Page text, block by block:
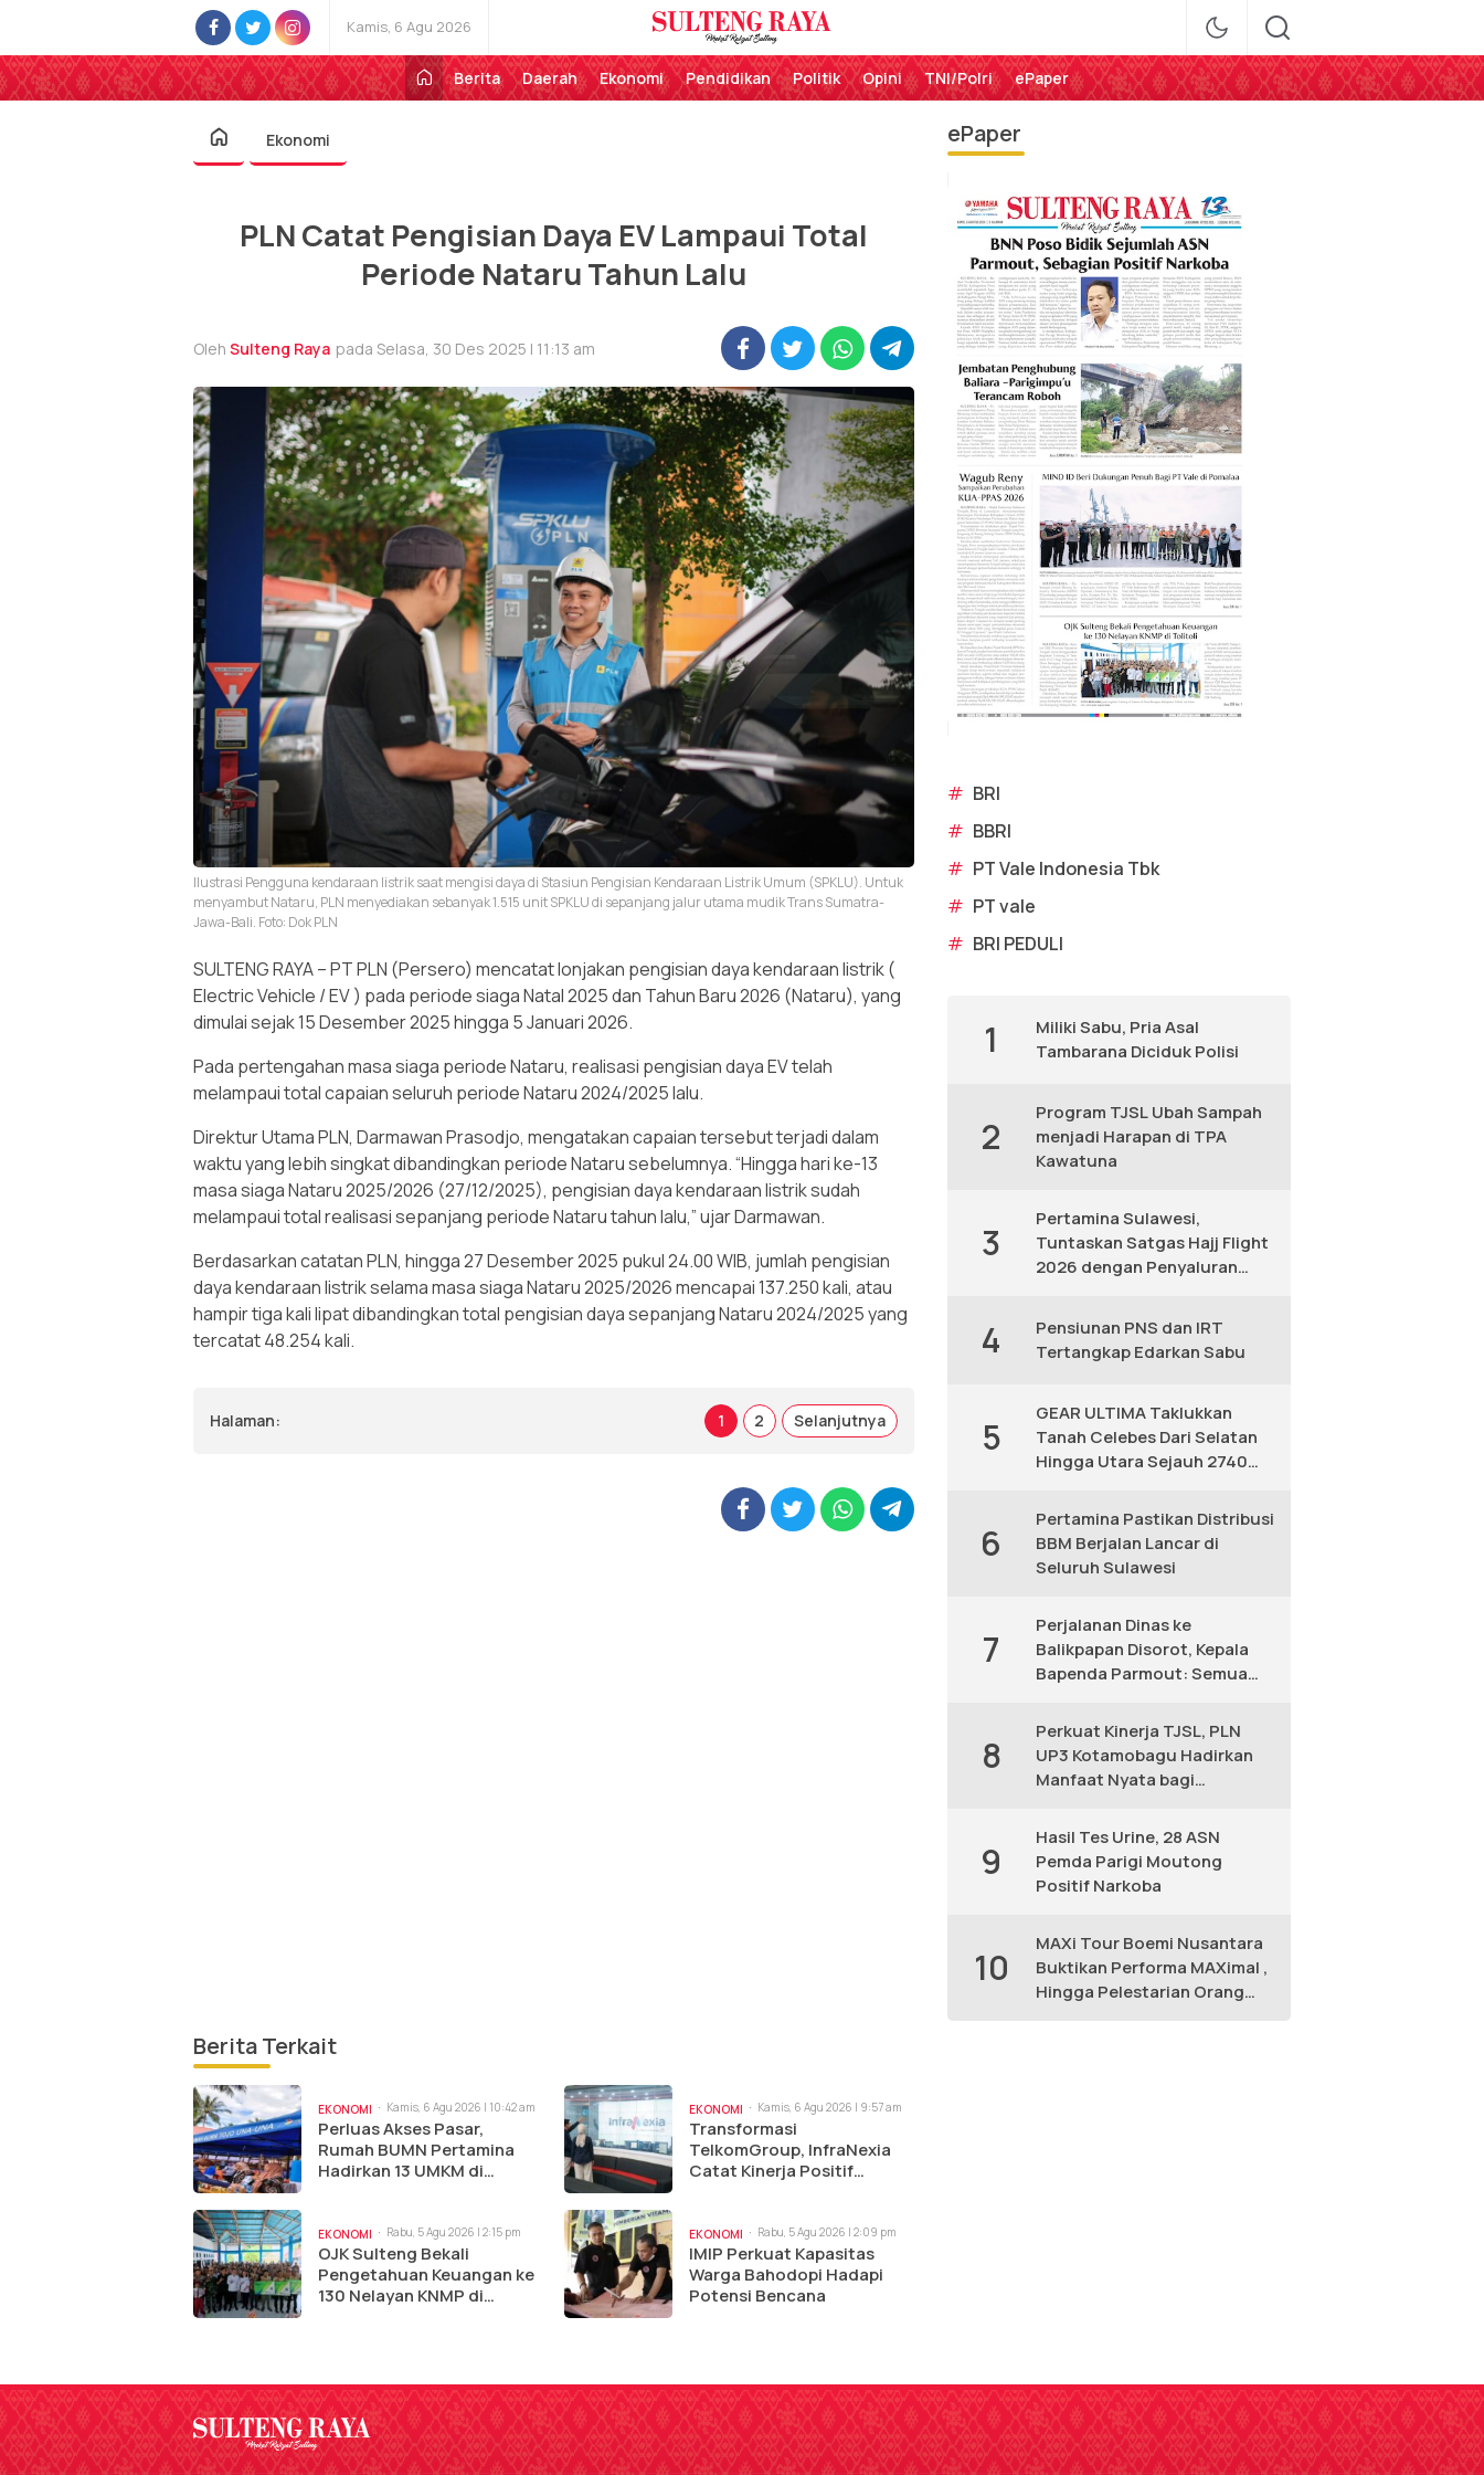
Kamis, 6 Agu 2026
Sulteng Raya
Perekat Rakyat Sulteng
Berita
Daerah Ekonomi Pendidikan Politik Opini TNI/Polri ePaper
Ekonomi
PLN Catat Pengisian Daya EV Lampaui Total
Periode Nataru Tahun Lalu
Oleh Sulteng Raya pada Selasa, 30 Des 2025 | 11:13 am
Ilustrasi Pengguna kendaraan listrik saat mengisi daya di Stasiun Pengisian Kendaraan Listrik Umum (SPKLU). Untuk
menyambut Nataru, PLN menyediakan sebanyak 1.515 unit SPKLU di sepanjang jalur utama mudik Trans Sumatra-
Jawa-Bali. Foto: Dok PLN
SULTENG RAYA – PT PLN (Persero) mencatat lonjakan pengisian daya kendaraan listrik (
Electric Vehicle / EV ) pada periode siaga Natal 2025 dan Tahun Baru 2026 (Nataru), yang
dimulai sejak 15 Desember 2025 hingga 5 Januari 2026.
Pada pertengahan masa siaga periode Nataru, realisasi pengisian daya EV telah
melampaui total capaian seluruh periode Nataru 2024/2025 lalu.
Direktur Utama PLN, Darmawan Prasodjo, mengatakan capaian tersebut terjadi dalam
waktu yang lebih singkat dibandingkan periode Nataru sebelumnya. “Hingga hari ke-13
masa siaga Nataru 2025/2026 (27/12/2025), pengisian daya kendaraan listrik sudah
melampaui total realisasi sepanjang periode Nataru tahun lalu,” ujar Darmawan.
Berdasarkan catatan PLN, hingga 27 Desember 2025 pukul 24.00 WIB, jumlah pengisian
daya kendaraan listrik selama masa siaga Nataru 2025/2026 mencapai 137.250 kali, atau
hampir tiga kali lipat dibandingkan total pengisian daya sepanjang Nataru 2024/2025 yang
tercatat 48.254 kali.
Halaman: 1 2 Selanjutnya
Berita Terkait
EKONOMI Kamis, 6 Agu 2026 | 10:42 am
Perluas Akses Pasar,
Rumah BUMN Pertamina
Hadirkan 13 UMKM di
EKONOMI Kamis, 6 Agu 2026 | 9:57 am
Transformasi
TelkomGroup, InfraNexia
Catat Kinerja Positif
EKONOMI Rabu, 5 Agu 2026 | 2:15 pm
OJK Sulteng Bekali
Pengetahuan Keuangan ke
130 Nelayan KNMP di
EKONOMI Rabu, 5 Agu 2026 | 2:09 pm
IMIP Perkuat Kapasitas
Warga Bahodopi Hadapi
Potensi Bencana
ePaper
# BRI
# BBRI
# PT Vale Indonesia Tbk
# PT vale
# BRI PEDULI
1
Miliki Sabu, Pria Asal
Tambarana Diciduk Polisi
2
Program TJSL Ubah Sampah
menjadi Harapan di TPA
Kawatuna
3
Pertamina Sulawesi,
Tuntaskan Satgas Hajj Flight
2026 dengan Penyaluran
4
Pensiunan PNS dan IRT
Tertangkap Edarkan Sabu
5
GEAR ULTIMA Taklukkan
Tanah Celebes Dari Selatan
Hingga Utara Sejauh 2740
6
Pertamina Pastikan Distribusi
BBM Berjalan Lancar di
Seluruh Sulawesi
7
Perjalanan Dinas ke
Balikpapan Disorot, Kepala
Bapenda Parmout: Semua
8
Perkuat Kinerja TJSL, PLN
UP3 Kotamobagu Hadirkan
Manfaat Nyata bagi
9
Hasil Tes Urine, 28 ASN
Pemda Parigi Moutong
Positif Narkoba
10
MAXi Tour Boemi Nusantara
Buktikan Performa MAXimal ,
Hingga Pelestarian Orang